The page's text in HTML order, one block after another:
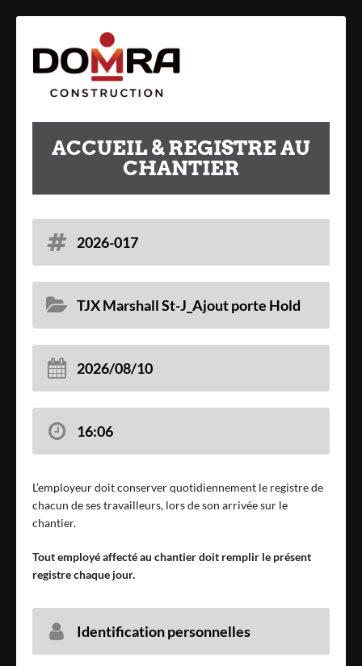
ACCUEIL & REGISTRE AU
CHANTIER
2026-017
TJX Marshall St-J_Ajout porte Hold
2026/08/10
16:06
L’employeur doit conserver quotidiennement le registre de
chacun de ses travailleurs, lors de son arrivée sur le
chantier.
Tout employé affecté au chantier doit remplir le présent
registre chaque jour.
Identification personnelles